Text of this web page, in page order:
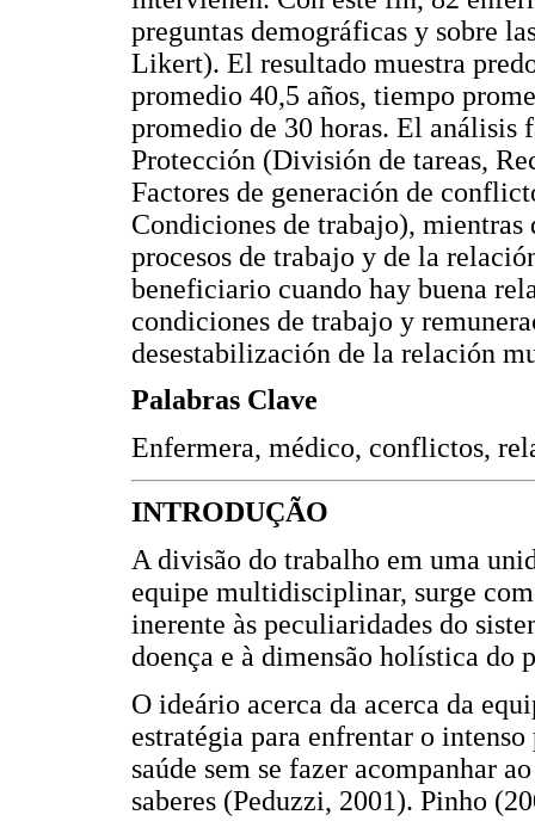
preguntas demográficas y sobre
Likert). El resultado muestra
promedio 40,5 años, tiempo
promedio de 30 horas. El
Protección (División de tareas,
Factores de generación de
Condiciones de trabajo),
procesos de trabajo y de la
beneficiario cuando hay buena
condiciones de trabajo y
desestabilización de la relación
Palabras Clave
Enfermera, médico, conflictos,
INTRODUÇÃO
A divisão do trabalho em uma
equipe multidisciplinar, surge
inerente às peculiaridades do
doença e à dimensão holística do
O ideário acerca da acerca da
estratégia para enfrentar o
saúde sem se fazer acompanhar
saberes (Peduzzi, 2001). Pinho